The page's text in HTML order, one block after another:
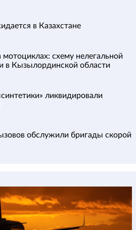
в Казахстане
схему нелегальной
в Кызылординской области
ликвидировали
обслужили бригады скорой